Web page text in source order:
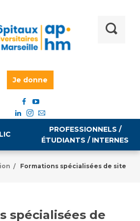
Je donne
PROFESSIONNELS /
ÉTUDIANTS / INTERNES
/ Formations spécialisées de site
spécialisées de